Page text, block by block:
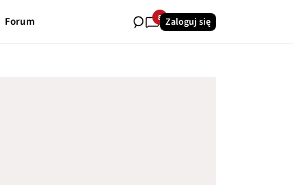
Forum 8 Zaloguj się